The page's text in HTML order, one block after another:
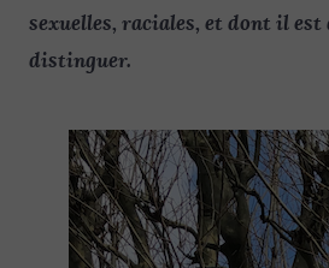
sexuelles, raciales, et dont il
distinguer.